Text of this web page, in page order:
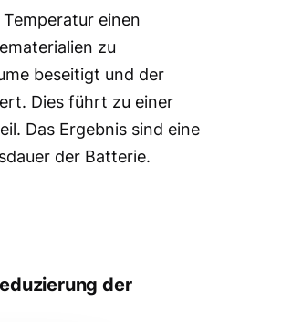
einen
zu
beseitigt und der
Dies führt zu einer
Das Ergebnis sind eine
der Batterie.
der